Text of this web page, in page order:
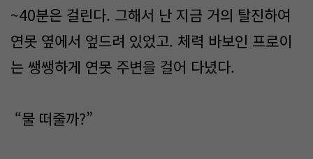
~40분은 걸린다. 그해서 난 지금 거의 탈진하여
연못 옆에서 엎드려 있었고. 체력 바보인 프로이
는 쌩쌩하게 연못 주변을 걸어 다녔다.
“물 떠줄까?”